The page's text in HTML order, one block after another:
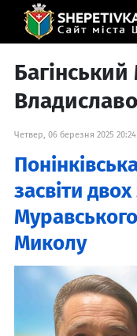
Четвер, 06 березня 2025 20:24
засвіти
Миколу